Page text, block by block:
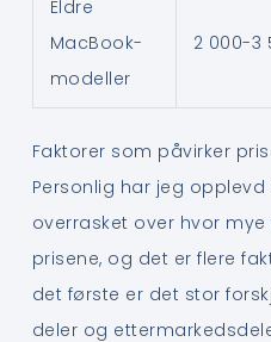
Eldre
MacBook-
modeller
2 000-3
Faktorer som påvirker
Personlig har jeg
overrasket over hvor
prisene, og det er flere
det første er det stor
deler og